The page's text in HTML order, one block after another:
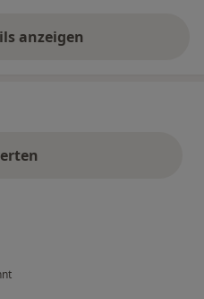
anzeigen
über die Adresse